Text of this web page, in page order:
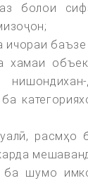
болои
ичораи
хамаи
расмҳо
ба шумо